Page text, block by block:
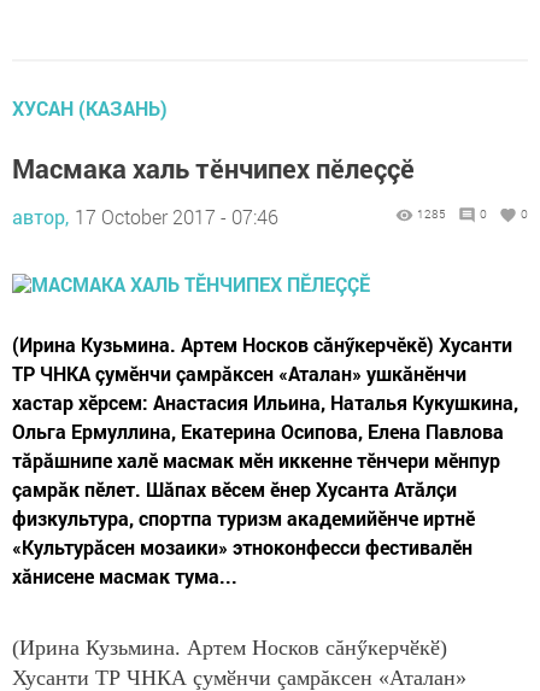
ХУСАН (КАЗАНЬ)
Масмака халь тӗнчипех пӗлеççӗ
автор, 17 October 2017 - 07:46 1285 0 0
(Ирина Кузьмина. Артем Носков сăнӳкерчӗкӗ) Хусанти
ТР ЧНКА çумӗнчи çамрăксен «Аталан» ушкăнӗнчи
хастар хӗрсем: Анастасия Ильина, Наталья Кукушкина,
Ольга Ермуллина, Екатерина Осипова, Елена Павлова
тăрăшнипе халӗ масмак мӗн иккенне тӗнчери мӗнпур
çамрăк пӗлет. Шăпах вӗсем ӗнер Хусанта Атăлçи
физкультура, спортпа туризм академийӗнче иртнӗ
«Культурăсен мозаики» этноконфесси фестивалӗн
хăнисене масмак тума...
(Ирина Кузьмина. Артем Носков сăнӳкерчӗкӗ)
Хусанти ТР ЧНКА çумӗнчи çамрăксен «Аталан»